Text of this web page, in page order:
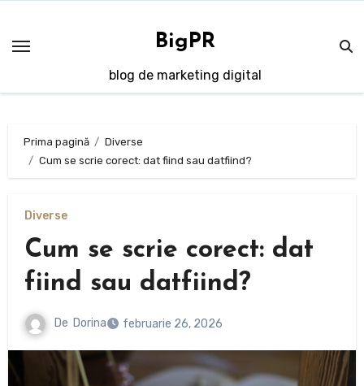
conținut
BigPR
blog de marketing digital
Prima pagină
Diverse
Cum se scrie corect: dat fiind sau datfiind?
Diverse
Cum se scrie corect: dat
fiind sau datfiind?
De Dorina februarie 26, 2026